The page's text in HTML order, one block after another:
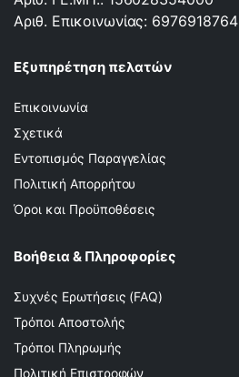
Αριθ. Επικοινωνίας: 6976918764
Εξυπηρέτηση πελατών
Επικοινωνία
Σχετικά
Εντοπισμός Παραγγελίας
Πολιτική Απορρήτου
Όροι και Προϋποθέσεις
Βοήθεια & Πληροφορίες
Συχνές Ερωτήσεις (FAQ)
Τρόποι Αποστολής
Τρόποι Πληρωμής
Πολιτική Επιστροφών